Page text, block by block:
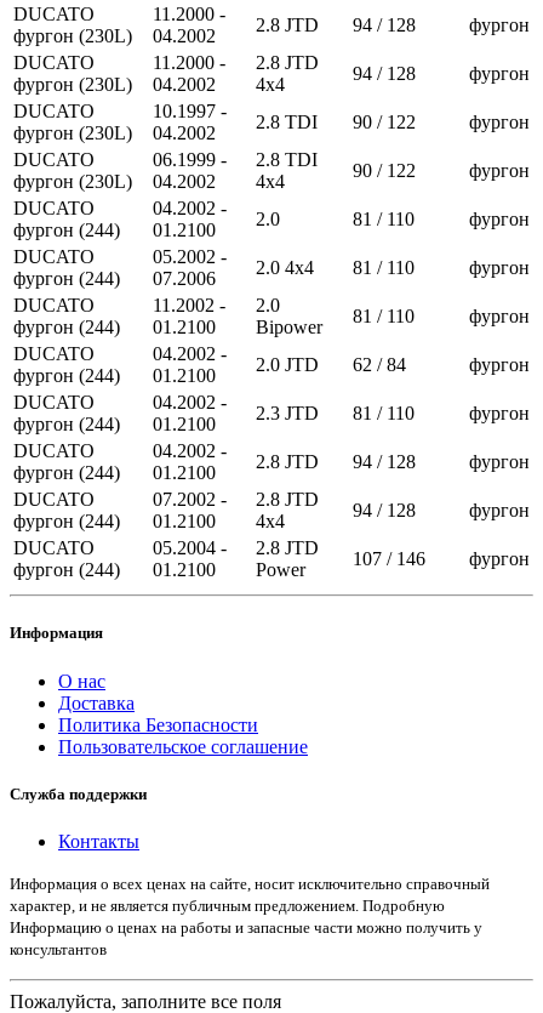
DUCATO
фургон (230L)
11.2000 -
04.2002
2.8 JTD 94 / 128
фургон
DUCATO
фургон (230L)
11.2000 -
04.2002
2.8 JTD
4x4
94 / 128
фургон
DUCATO
фургон (230L)
10.1997 -
04.2002
2.8 TDI 90 / 122
фургон
DUCATO
фургон (230L)
06.1999 -
04.2002
2.8 TDI
4x4
90 / 122
фургон
DUCATO
фургон (244)
04.2002 -
01.2100
2.0 81 / 110
фургон
DUCATO
фургон (244)
05.2002 -
07.2006
2.0 4x4 81 / 110
фургон
DUCATO
фургон (244)
11.2002 -
01.2100
2.0
Bipower
81 / 110
фургон
DUCATO
фургон (244)
04.2002 -
01.2100
2.0 JTD 62 / 84
фургон
DUCATO
фургон (244)
04.2002 -
01.2100
2.3 JTD 81 / 110
фургон
DUCATO
фургон (244)
04.2002 -
01.2100
2.8 JTD 94 / 128
фургон
DUCATO
фургон (244)
07.2002 -
01.2100
2.8 JTD
4x4
94 / 128
фургон
DUCATO
фургон (244)
05.2004 -
01.2100
2.8 JTD
Power
107 / 146 фургон
Информация
О нас
Доставка
Политика Безопасности
Пользовательское соглашение
Служба поддержки
Контакты
Информация о всех ценах на сайте, носит исключительно справочный
характер, и не является публичным предложением. Подробную
Информацию о ценах на работы и запасные части можно получить у
консультантов
Пожалуйста, заполните все поля